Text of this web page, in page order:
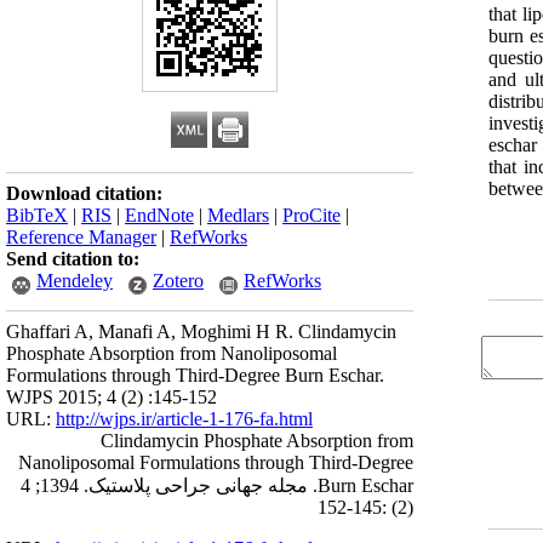
Download citation:
BibTeX | RIS | EndNote | Medlars | ProCite |
Reference Manager| RefWorks
Send citation to:
Mendeley
Zotero RefWorks
Ghaffari A, Manafi A, Moghimi H R. Clindamycin
Phosphate Absorption from Nanoliposomal
Formulations through Third-Degree Burn Eschar.
WJPS 2015; 4 (2) :145-152
URL: http://wjps.ir/article-1-176-fa.html
Clindamycin Phosphate Absorption from
Nanoliposomal Formulations through Third-Degree
Burn Eschar. مجله جهانی جراحی پلاستیک. 1394; 4
(2) :145-152
that
burn
and
that